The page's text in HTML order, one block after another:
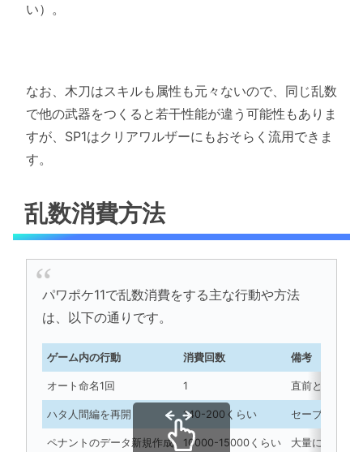
い）。
なお、木刀はスキルも属性も元々ないので、同じ乱数
で他の武器をつくると若干性能が違う可能性もありま
すが、SP1はクリアワルザーにもおそらく流用できま
す。
乱数消費方法
パワポケ11で乱数消費をする主な行動や方法
は、以下の通りです。
ゲーム内の行動 消費回数 備考
オート命名1回 1 直前と同じ名
ハタ人間編を再開 140-200くらい セーブデータ
ペナントのデータ新規作成 10000-15000くらい 大量に乱数を